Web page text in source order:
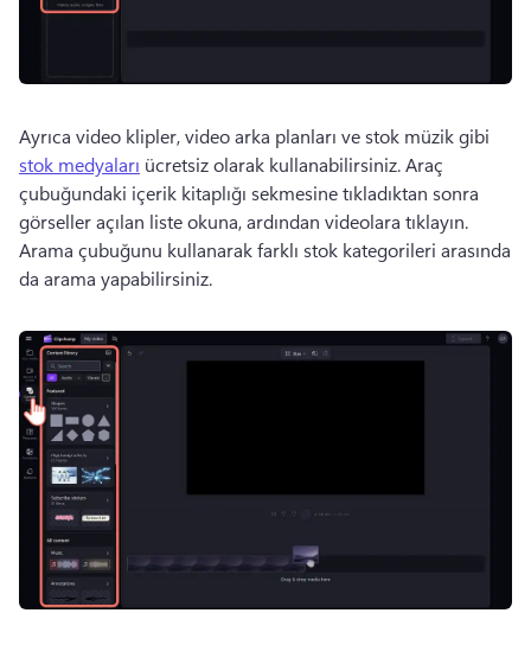
Ayrıca video klipler, video arka planları ve stok müzik gibi
stok medyaları ücretsiz olarak kullanabilirsiniz. Araç
çubuğundaki içerik kitaplığı sekmesine tıkladıktan sonra
Arama çubuğunu kullanarak farklı stok kategorileri arasında
da arama yapabilirsiniz.